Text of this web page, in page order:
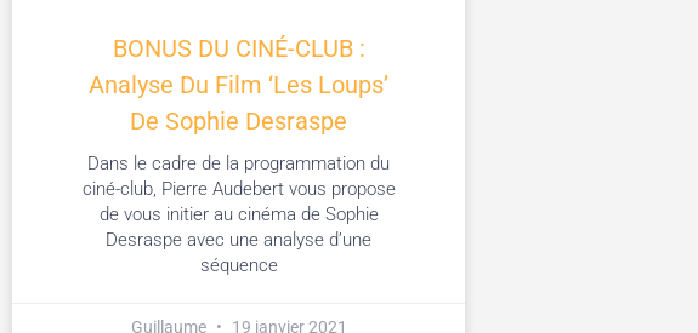
BONUS DU CINÉ-CLUB :
Analyse Du Film ‘Les Loups’
De Sophie Desraspe
Dans le cadre de la programmation du
ciné-club, Pierre Audebert vous propose
de vous initier au cinéma de Sophie
Desraspe avec une analyse d’une
séquence
Guillaume 19 janvier 2021